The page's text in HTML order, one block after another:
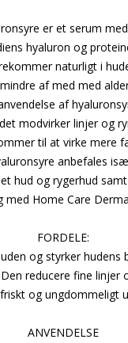
er et serum
hyaluron og
naturligt i
af med med
af
modvirker linjer og
til at virke mere
anbefales
hud og rygerhud
med Home Care
FORDELE:
og styrker
reducere fine linjer
og ungdommeligt
ANVENDELSE